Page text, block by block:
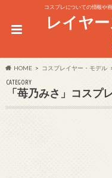
コスプレについての情報や
レイヤ
HOME コスプレイヤー・モデル
CATEGORY
「苺乃みさ」コスプ